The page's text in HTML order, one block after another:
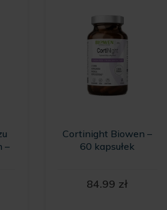
–
Cortinight Biowen –
60 kapsułek
84.99 zł